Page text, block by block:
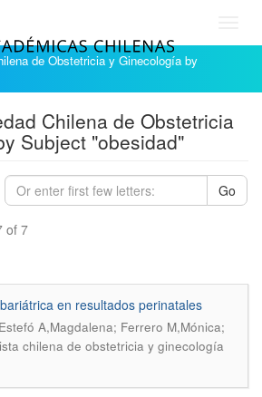
de Obstetricia y Ginecología by
Chilena de Obstetricia
Subject "obesidad"
Go
of 7
en resultados perinatales
A,Magdalena; Ferrero M,Mónica;
chilena de obstetricia y ginecología